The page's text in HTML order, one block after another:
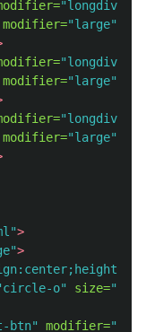
modifier="large"
modifier="large"
modifier="large"
>
>
o" size=
btn" modifier=